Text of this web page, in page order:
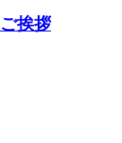
挨拶